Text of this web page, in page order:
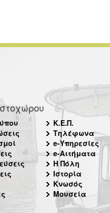
Κ.Ε.Π.
Τηλέφωνα
e-Υπηρεσίες
e-Αιτήματα
Η Πόλη
Ιστορία
Κνωσός
Μουσεία